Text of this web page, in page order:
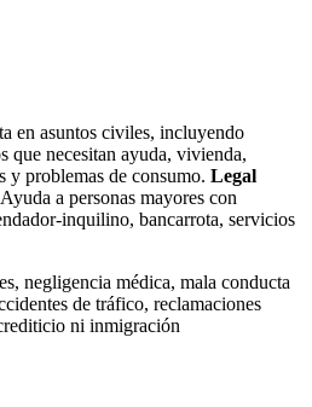
en asuntos civiles, incluyendo
que necesitan ayuda, vivienda,
y problemas de consumo. Legal
a personas mayores con
inquilino, bancarrota, servicios
negligencia médica, mala conducta
de tráfico, reclamaciones
ni inmigración